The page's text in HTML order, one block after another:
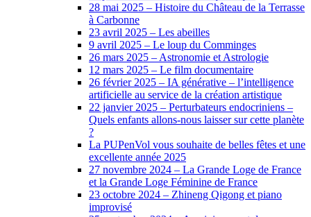
28 mai 2025 – Histoire du Château de la Terrasse
à Carbonne
23 avril 2025 – Les abeilles
9 avril 2025 – Le loup du Comminges
26 mars 2025 – Astronomie et Astrologie
12 mars 2025 – Le film documentaire
26 février 2025 – IA générative – l’intelligence
artificielle au service de la création artistique
22 janvier 2025 – Perturbateurs endocriniens –
Quels enfants allons-nous laisser sur cette planète
?
La PUPenVol vous souhaite de belles fêtes et une
excellente année 2025
27 novembre 2024 – La Grande Loge de France
et la Grande Loge Féminine de France
23 octobre 2024 – Zhineng Qigong et piano
improvisé